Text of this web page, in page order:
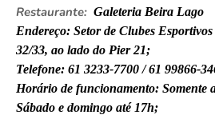
Restaurante: Galeteria Beira Lago
Endereço: Setor de Clubes
32/33, ao lado do Pier 21;
Telefone: 61 3233-7700 / 61 99866-
Horário de funcionamento: Somente
Sábado e domingo até 17h;